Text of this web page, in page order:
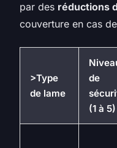
par des réductions
couverture en cas
>Type
de lame
de
(1 à 5)